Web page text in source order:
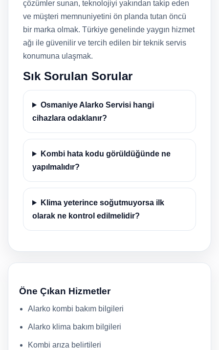
çözümler sunan, teknolojiyi yakından takip eden
ve müşteri memnuniyetini ön planda tutan öncü
bir marka olmak. Türkiye genelinde yaygın hizmet
ağı ile güvenilir ve tercih edilen bir teknik servis
konumuna ulaşmak.
Sık Sorulan Sorular
Osmaniye Alarko Servisi hangi
cihazlara odaklanır?
Kombi hata kodu görüldüğünde ne
yapılmalıdır?
Klima yeterince soğutmuyorsa ilk
olarak ne kontrol edilmelidir?
Öne Çıkan Hizmetler
Alarko kombi bakım bilgileri
Alarko klima bakım bilgileri
Kombi arıza belirtileri